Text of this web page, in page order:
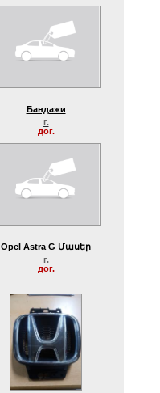
Бандажи
г.
дог.
Opel Astra G Մասեր
г.
дог.